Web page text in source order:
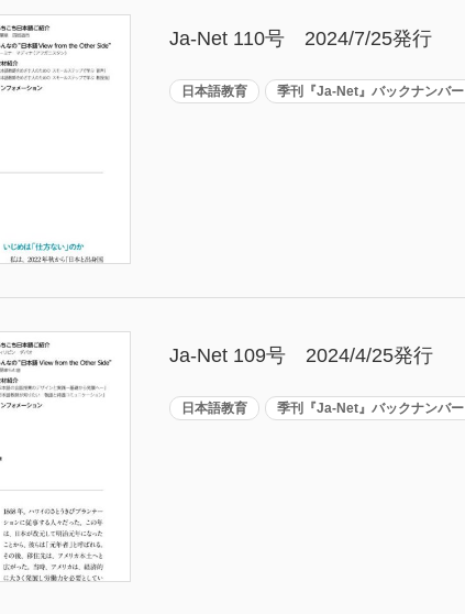
Ja-Net 110号 2024/7/25発行
日本語教育 季刊『Ja-Net』バックナンバー
Ja-Net 109号 2024/4/25発行
日本語教育 季刊『Ja-Net』バックナンバー